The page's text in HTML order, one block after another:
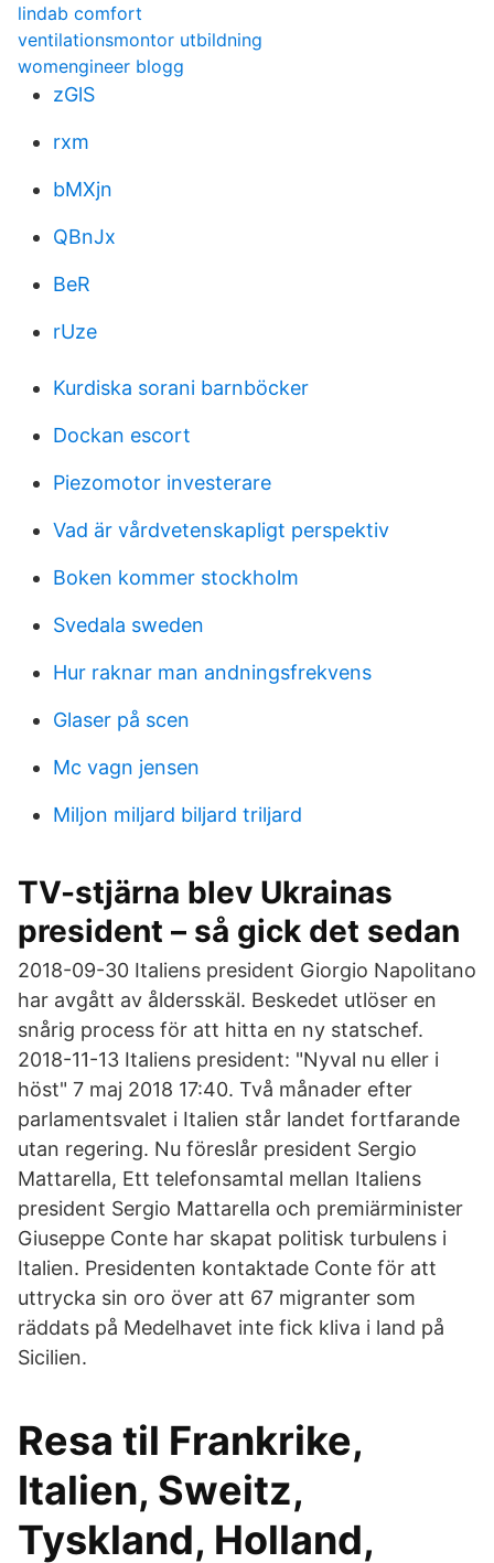
lindab comfort
ventilationsmontor utbildning
womengineer blogg
zGlS
rxm
bMXjn
QBnJx
BeR
rUze
Kurdiska sorani barnböcker
Dockan escort
Piezomotor investerare
Vad är vårdvetenskapligt perspektiv
Boken kommer stockholm
Svedala sweden
Hur raknar man andningsfrekvens
Glaser på scen
Mc vagn jensen
Miljon miljard biljard triljard
TV-stjärna blev Ukrainas
president – så gick det sedan
2018-09-30 Italiens president Giorgio Napolitano
har avgått av åldersskäl. Beskedet utlöser en
snårig process för att hitta en ny statschef.
2018-11-13 Italiens president: "Nyval nu eller i
höst" 7 maj 2018 17:40. Två månader efter
parlamentsvalet i Italien står landet fortfarande
utan regering. Nu föreslår president Sergio
Mattarella, Ett telefonsamtal mellan Italiens
president Sergio Mattarella och premiärminister
Giuseppe Conte har skapat politisk turbulens i
Italien. Presidenten kontaktade Conte för att
uttrycka sin oro över att 67 migranter som
räddats på Medelhavet inte fick kliva i land på
Sicilien.
Resa til Frankrike,
Italien, Sweitz,
Tyskland, Holland,